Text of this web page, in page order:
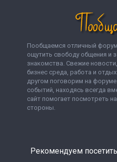
Пообщаемся отличный
ощутить свободу общения и
знакомства. Свежие
бизнес среда, работа и
другом поговорим на
событий, находясь всегда
сайт помогает посмотреть
стороны.
Рекомендуем посетить